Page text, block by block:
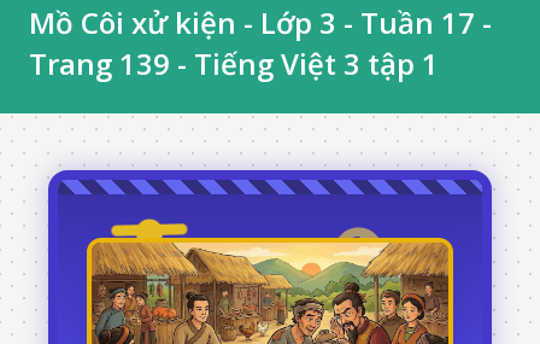
Mồ Côi xử kiện - Lớp 3 - Tuần 17 -
Trang 139 - Tiếng Việt 3 tập 1